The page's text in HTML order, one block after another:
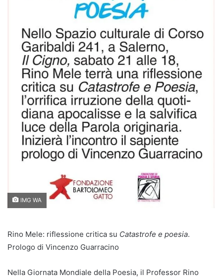
IMG WA
Rino Mele: riflessione critica su Catastrofe e poesia.
Prologo di Vincenzo Guarracino
Nella Giornata Mondiale della Poesia, il Professor Rino